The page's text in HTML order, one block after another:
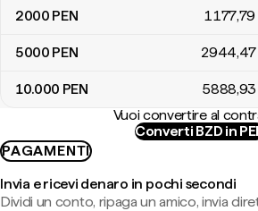
2000 PEN 1177,79
5000 PEN 2944,47
10.000 PEN 5888,93
Vuoi convertire al
Converti BZD in
PAGAMENTI
Invia e ricevi denaro in pochi secondi
Dividi un conto, ripaga un amico, invia